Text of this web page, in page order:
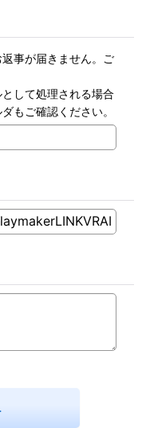
事が届きません。ご
して処理される場合
もご確認ください。